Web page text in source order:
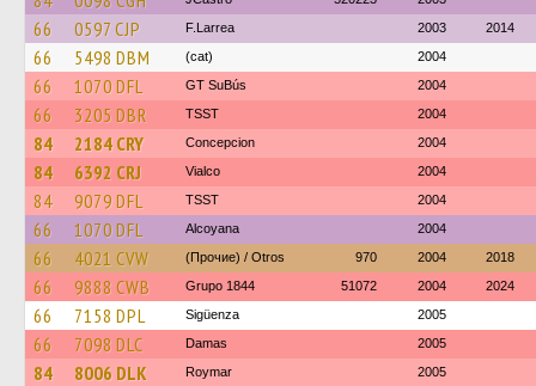
66 0597 CJP F.Larrea 2003 2014
66 5498 DBM (cat) 2004
66 1070 DFL GT SuBús 2004
66 3205 DBR TSST 2004
84 2184 CRY Concepcion 2004
84 6392 CRJ Vialco 2004
84 9079 DFL TSST 2004
66 1070 DFL Alcoyana 2004
66 4021 CVW (Прочие) / Otros 970 2004 2018
66 9888 CWB Grupo 1844 51072 2004 2024
66 7158 DPL Sigüenza 2005
66 7098 DLC Damas 2005
84 8006 DLK Roymar 2005